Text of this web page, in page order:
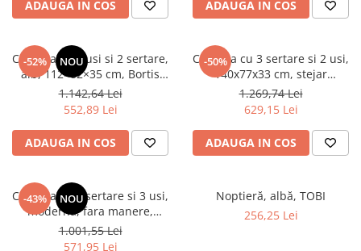
ADAUGA IN COS ADAUGA IN COS
-52% NOU
Comoda cu 3 usi si 2 sertare,
alb, 112×82×35 cm, Bortis
Impex
1.142,64 Lei
552,89 Lei
ADAUGA IN COS
-50%
Comoda cu 3 sertare si 2 usi,
140x77x33 cm, stejar
sonoma/alb, Bortis impex
1.269,74 Lei
629,15 Lei
ADAUGA IN COS
-43% NOU
Comoda cu 3 sertare si 3 usi,
moderna, fara manere,
120x85x33 cm, stejar sonoma,
pentru living, dormitor, hol,
1.001,55 Lei
571,95 Lei
Noptieră, albă, TOBI
256,25 Lei